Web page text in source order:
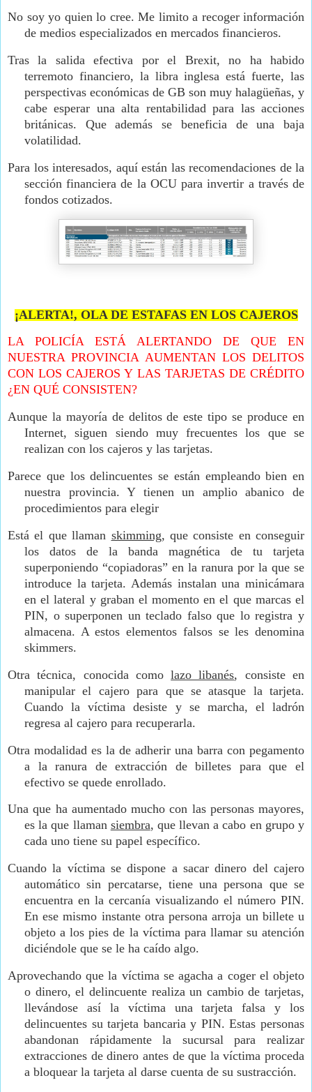
No soy yo quien lo cree. Me limito a recoger información
de medios especializados en mercados financieros.
Tras la salida efectiva por el Brexit, no ha habido
terremoto financiero, la libra inglesa está fuerte, las
perspectivas económicas de GB son muy halagüeñas, y
cabe esperar una alta rentabilidad para las acciones
británicas. Que además se beneficia de una baja
volatilidad.
Para los interesados, aquí están las recomendaciones de la
sección financiera de la OCU para invertir a través de
fondos cotizados.
¡ALERTA!, OLA DE ESTAFAS EN LOS CAJEROS
LA POLICÍA ESTÁ ALERTANDO DE QUE EN
NUESTRA PROVINCIA AUMENTAN LOS DELITOS
CON LOS CAJEROS Y LAS TARJETAS DE CRÉDITO
¿EN QUÉ CONSISTEN?
Aunque la mayoría de delitos de este tipo se produce en
Internet, siguen siendo muy frecuentes los que se
realizan con los cajeros y las tarjetas.
Parece que los delincuentes se están empleando bien en
nuestra provincia. Y tienen un amplio abanico de
procedimientos para elegir
Está el que llaman skimming, que consiste en conseguir
los datos de la banda magnética de tu tarjeta
superponiendo “copiadoras” en la ranura por la que se
introduce la tarjeta. Además instalan una minicámara
en el lateral y graban el momento en el que marcas el
PIN, o superponen un teclado falso que lo registra y
almacena. A estos elementos falsos se les denomina
skimmers.
Otra técnica, conocida comolazo libanés, consiste en
manipular el cajero para que se atasque la tarjeta.
Cuando la víctima desiste y se marcha, el ladrón
regresa al cajero para recuperarla.
Otra modalidad es la de adherir una barra con pegamento
a la ranura de extracción de billetes para que el
efectivo se quede enrollado.
Una que ha aumentado mucho con las personas mayores,
es la que llaman siembra, que llevan a cabo en grupo y
cada uno tiene su papel específico.
Cuando la víctima se dispone a sacar dinero del cajero
automático sin percatarse, tiene una persona que se
encuentra en la cercanía visualizando el número PIN.
En ese mismo instante otra persona arroja un billete u
objeto a los pies de la víctima para llamar su atención
diciéndole que se le ha caído algo.
Aprovechando que la víctima se agacha a coger el objeto
o dinero, el delincuente realiza un cambio de tarjetas,
llevándose así la víctima una tarjeta falsa y los
delincuentes su tarjeta bancaria y PIN. Estas personas
abandonan rápidamente la sucursal para realizar
extracciones de dinero antes de que la víctima proceda
a bloquear la tarjeta al darse cuenta de su sustracción.